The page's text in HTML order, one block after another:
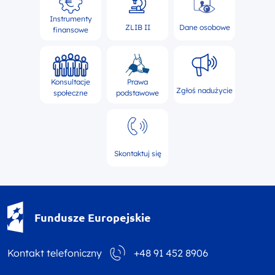
Instrumenty
finansowe
ZLIB II Dane osobowe
Konsultacje
społeczne
Prawa
podstawowe
Zgłoś nadużycie
Skontaktuj się
Fundusze Europejskie
Kontakt telefoniczny +48 91 452 8906